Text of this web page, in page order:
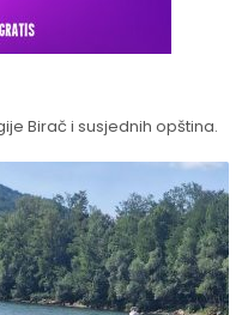
Birač i susjednih opština.